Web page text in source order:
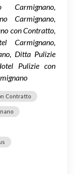
Carmignano,
Carmignano,
con Contratto,
Carmignano,
Ditta Pulizie
Pulizie con
Contratto